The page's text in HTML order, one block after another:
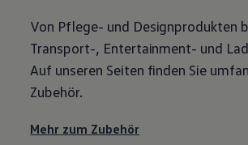
Von Pflege- und Designprodukten
Transport-, Entertainment- und
Auf unseren Seiten finden Sie
Zubehör.
Mehr zum Zubehör